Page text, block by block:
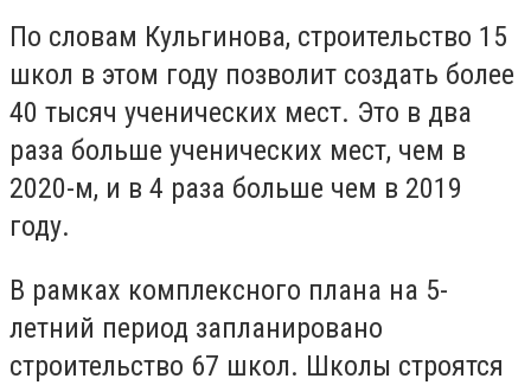
По словам Кульгинова, строительство 15
школ в этом году позволит создать более
40 тысяч ученических мест. Это в два
раза больше ученических мест, чем в
2020-м, и в 4 раза больше чем в 2019
году.
В рамках комплексного плана на 5-
летний период запланировано
строительство 67 школ. Школы строятся